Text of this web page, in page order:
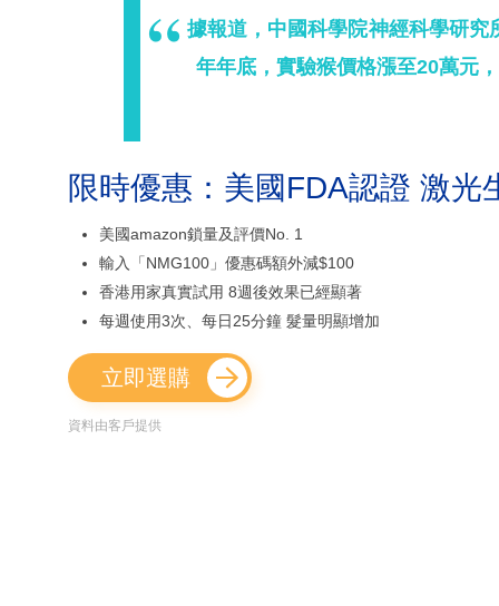
據報道，中國科學院神經科學研
年年底，實驗猴價格漲至20萬元
限時優惠：美國FDA認證 激光
美國amazon鎖量及評價No. 1
輸入「NMG100」優惠碼額外減$100
香港用家真實試用 8週後效果已經顯著
每週使用3次、每日25分鐘 髮量明顯增加
立即選購
資料由客戶提供